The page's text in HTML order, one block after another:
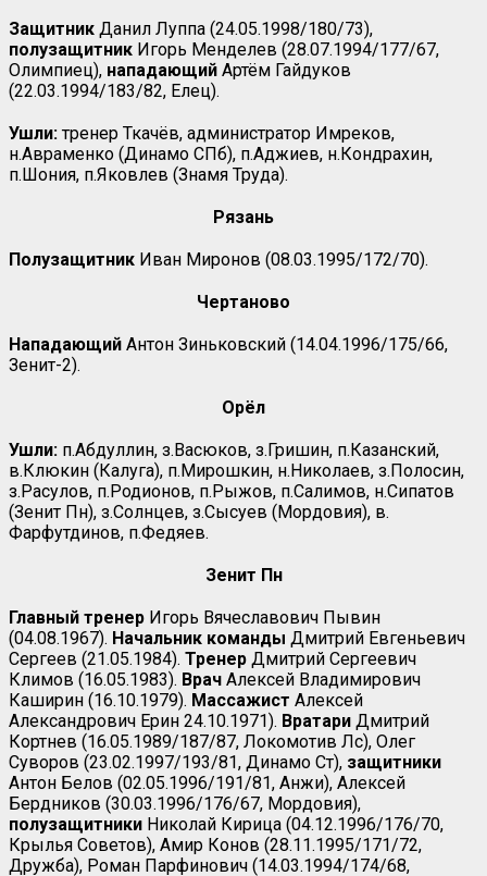
Защитник Данил Луппа (24.05.1998/180/73),
полузащитник Игорь Менделев (28.07.1994/177/67,
Олимпиец), нападающий Артём Гайдуков
(22.03.1994/183/82, Елец).
Ушли: тренер Ткачёв, администратор Имреков,
н.Авраменко (Динамо СПб), п.Аджиев, н.Кондрахин,
п.Шония, п.Яковлев (Знамя Труда).
Рязань
Полузащитник Иван Миронов (08.03.1995/172/70).
Чертаново
Нападающий Антон Зиньковский (14.04.1996/175/66,
Зенит-2).
Орёл
Ушли: п.Абдуллин, з.Васюков, з.Гришин, п.Казанский,
в.Клюкин (Калуга), п.Мирошкин, н.Николаев, з.Полосин,
з.Расулов, п.Родионов, п.Рыжов, п.Салимов, н.Сипатов
(Зенит Пн), з.Солнцев, з.Сысуев (Мордовия), в.
Фарфутдинов, п.Федяев.
Зенит Пн
Главный тренер Игорь Вячеславович Пывин
(04.08.1967). Начальник команды Дмитрий Евгеньевич
Сергеев (21.05.1984). Тренер Дмитрий Сергеевич
Климов (16.05.1983). Врач Алексей Владимирович
Каширин (16.10.1979). Массажист Алексей
Александрович Ерин 24.10.1971). Вратари Дмитрий
Кортнев (16.05.1989/187/87, Локомотив Лс), Олег
Суворов (23.02.1997/193/81, Динамо Ст), защитники
Антон Белов (02.05.1996/191/81, Анжи), Алексей
Бердников (30.03.1996/176/67, Мордовия),
полузащитники Николай Кирица (04.12.1996/176/70,
Крылья Советов), Амир Конов (28.11.1995/171/72,
Дружба), Роман Парфинович (14.03.1994/174/68,